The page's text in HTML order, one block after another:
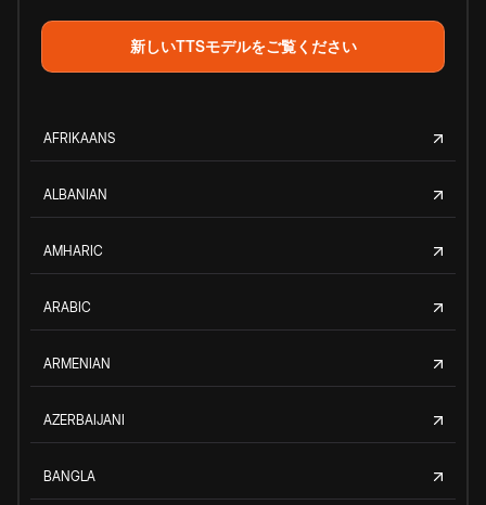
新しいTTSモデルをご覧ください
AFRIKAANS
ALBANIAN
AMHARIC
ARABIC
ARMENIAN
AZERBAIJANI
BANGLA